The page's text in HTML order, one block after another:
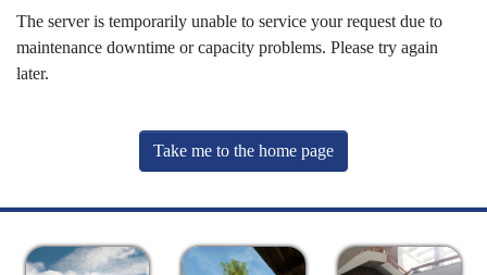
The server is temporarily unable to service your request due to
maintenance downtime or capacity problems. Please try again
later.
Take me to the home page